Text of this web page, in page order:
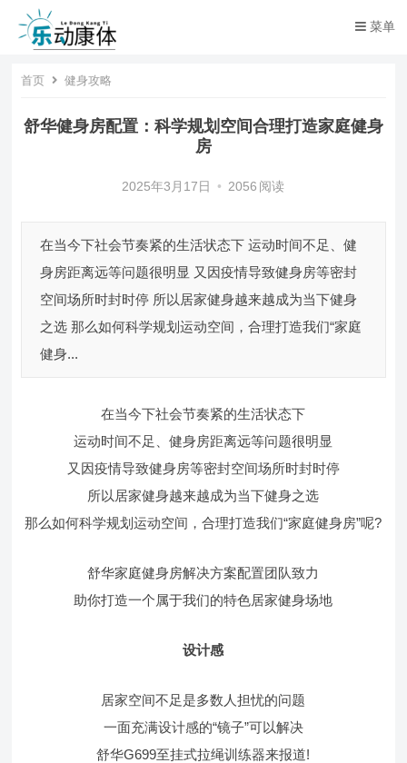
菜单
首页 健身攻略
舒华健身房配置：科学规划空间合理打造家庭健身
房
2025年3月17日 • 2056 阅读
在当今下社会节奏紧的生活状态下 运动时间不足、健
身房距离远等问题很明显 又因疫情导致健身房等密封
空间场所时封时停 所以居家健身越来越成为当下健身
之选 那么如何科学规划运动空间，合理打造我们“家庭
健身...
在当今下社会节奏紧的生活状态下
运动时间不足、健身房距离远等问题很明显
又因疫情导致健身房等密封空间场所时封时停
所以居家健身越来越成为当下健身之选
那么如何科学规划运动空间，合理打造我们“家庭健身房”呢?
舒华家庭健身房解决方案配置团队致力
助你打造一个属于我们的特色居家健身场地
设计感
居家空间不足是多数人担忧的问题
一面充满设计感的“镜子”可以解决
舒华G699至挂式拉绳训练器来报道!